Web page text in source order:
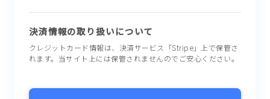
決済情報の取り扱いについて
クレジットカード情報は、決済サービス「Stripe」上で保管さ
れます。当サイト上には保管されませんのでご安心ください。